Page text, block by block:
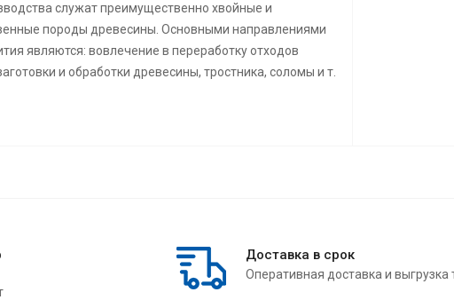
служат преимущественно хвойные и
породы древесины. Основными направлениями
являются: вовлечение в переработку отходов
и обработки древесины, тростника, соломы и т.
Доставка в срок
Оперативная доставка и выгрузка